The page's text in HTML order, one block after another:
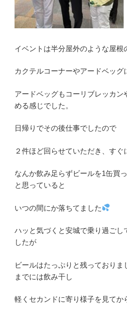
イベントは半分屋外のような屋根
カクテルコーナーやアードベッグ
アードベッグもコーリブレッカン
める感じでした。
日帰りでその後仕事でしたので
２件ほど回らせていただき、すぐ
なんか飲み足らずビールを1缶買
と思っていると
いつの間にか落ちてました
ハッと気づくと安城で乗り過ごし
したが
ビールはたっぷりと残っておりま
までには飲み干し
軽くセカンドに寄り様子を見てか